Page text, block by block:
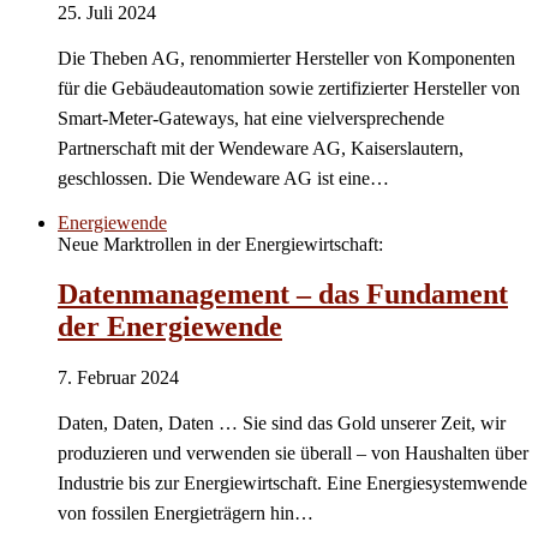
25. Juli 2024
Die Theben AG, renommierter Hersteller von Komponenten
für die Gebäudeautomation sowie zertifizierter Hersteller von
Smart-Meter-Gateways, hat eine vielversprechende
Partnerschaft mit der Wendeware AG, Kaiserslautern,
geschlossen. Die Wendeware AG ist eine…
Energiewende
Neue Marktrollen in der Energiewirtschaft:
Datenmanagement – das Fundament
der Energiewende
7. Februar 2024
Daten, Daten, Daten … Sie sind das Gold unserer Zeit, wir
produzieren und verwenden sie überall – von Haushalten über
Industrie bis zur Energiewirtschaft. Eine Energiesystemwende
von fossilen Energieträgern hin…